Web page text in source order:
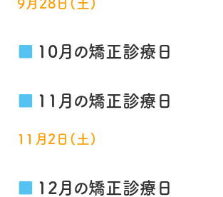
9月28日(土)
10月の矯正診療日
11月の矯正診療日
11月2日(土)
12月の矯正診療日